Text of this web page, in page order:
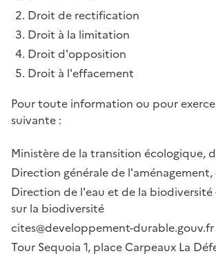
Droit de rectification
Droit à la limitation
Droit d'opposition
Droit à l'effacement
Pour toute information ou pour
suivante :
Ministère de la transition écologique,
Direction générale de
Direction de l'eau et de la
sur la biodiversité
cites@developpement-durable.gouv.fr
Tour Sequoia 1, place Carpeaux La